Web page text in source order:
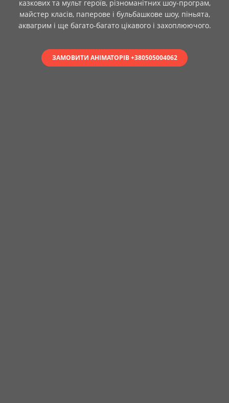
казкових та мульт героїв, різноманітних шоу-програм,
майстер класів, паперове і бульбашкове шоу, піньята,
аквагрим і ще багато-багато цікавого і захоплюючого.
ЗАМОВИТИ АНІМАТОРІВ +380505004062